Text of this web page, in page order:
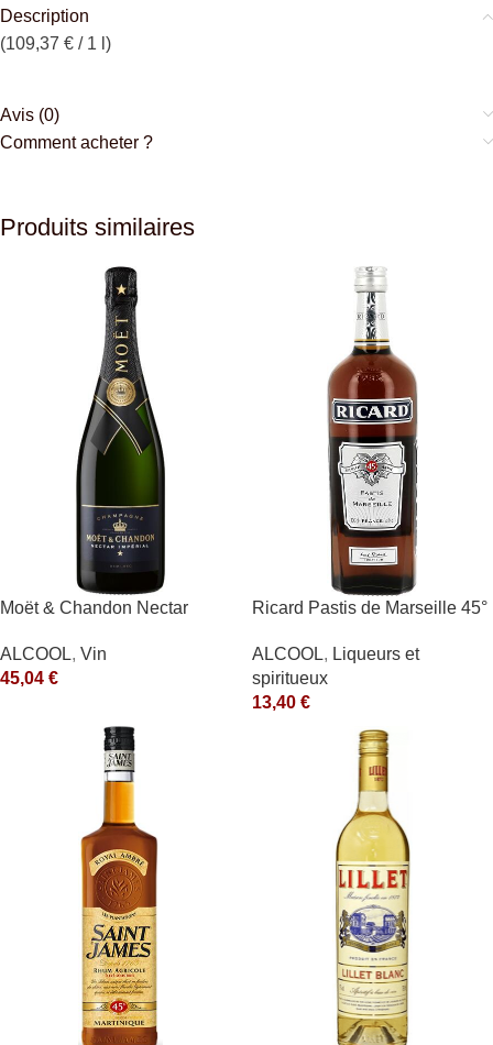
Description
(109,37 € / 1 l)
Avis (0)
Comment acheter ?
Produits similaires
Moët & Chandon Nectar
Blanc
ALCOOL, Vin
45,04 €
Ricard Pastis de Marseille 45°
ALCOOL, Liqueurs et
spiritueux
13,40 €